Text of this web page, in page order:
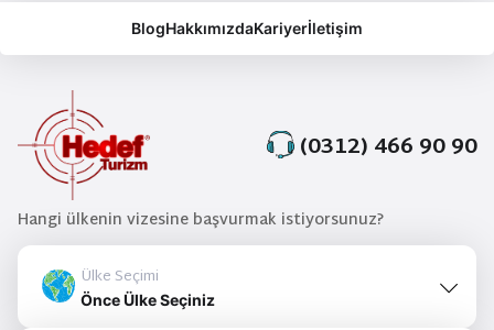
Hangi ülkenin vizesine başvurmak istiyorsunuz?
Ülke Seçimi
Önce Ülke Seçiniz
BlogHakkımızdaKariyerİletişim
(0312) 466 90 90